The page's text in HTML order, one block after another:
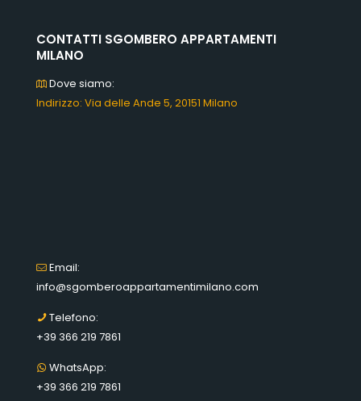
CONTATTI SGOMBERO APPARTAMENTI
MILANO
Dove siamo:
Indirizzo: Via delle Ande 5, 20151 Milano
Email:
info@sgomberoappartamentimilano.com
Telefono:
+39 366 219 7861
WhatsApp:
+39 366 219 7861